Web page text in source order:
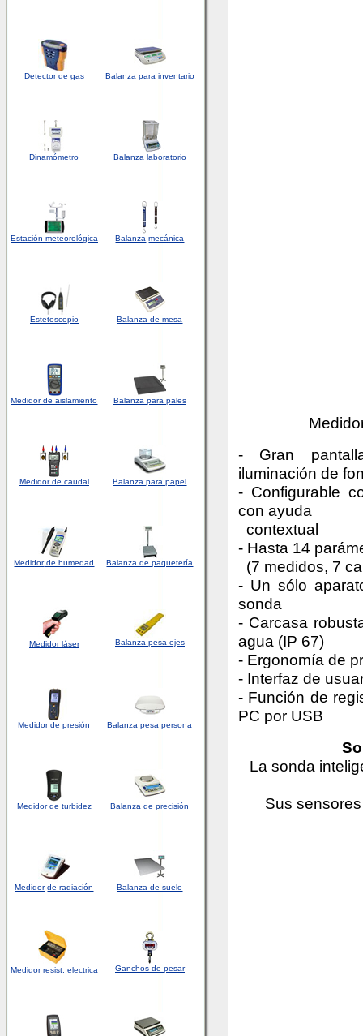
Detectorde gas Balanza para inventario
Dinamómetro Balanza laboratorio
Estación meteorológica Balanza mecánica
Estetoscopio Balanza de mesa
Medidor de aislamiento Balanza para pales
Medidor de caudal Balanza para papel
Medidorde humedad Balanza de paquetería
Medidor láser Balanza pesa-ejes
Medidor de presión Balanza pesa persona
Medidor de turbidez Balanza de precisión
Medidor de radiación Balanza de suelo
Medidorresist. electrica Ganchos de pesar
- Gran
iluminación de
- Configurable
con ayuda
contextual
- Hasta 14
(7 medidos, 7
- Un sólo
sonda
- Carcasa
agua (IP 67)
- Ergonomía de
- Interfaz de
- Función de
PC por USB
La sonda
Sus